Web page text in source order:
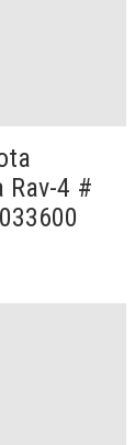
Rav-4 #